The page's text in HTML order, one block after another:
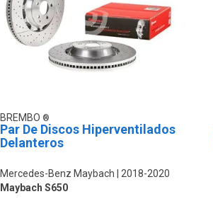
BREMBO
Par De Discos Hiperventilados
Delanteros
Mercedes-Benz Maybach
2018-2020
Maybach S650